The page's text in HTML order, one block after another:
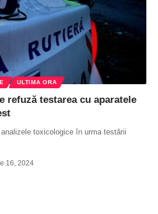
ULTIMA ORA
refuză testarea cu aparatele
toxicologice în urma testării
16, 2024